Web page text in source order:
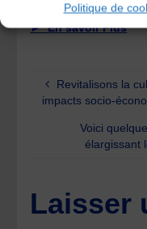
Politique de
► En savoir Plus
Revitalisons la
impacts socio-
Voici
élargissant
Laisser